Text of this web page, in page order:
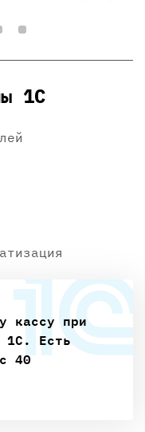
1С
кассу при
1С. Есть
40